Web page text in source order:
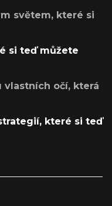
světem, které si
si teď můžete
vlastních očí, která
které si teď